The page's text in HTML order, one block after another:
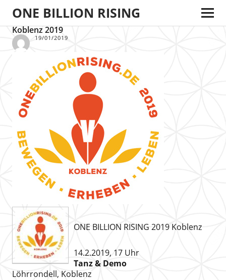
ONE BILLION RISING
Koblenz 2019
19/01/2019
ONE BILLION RISING 2019 Koblenz
14.2.2019, 17 Uhr
Tanz & Demo
Löhrrondell, Koblenz